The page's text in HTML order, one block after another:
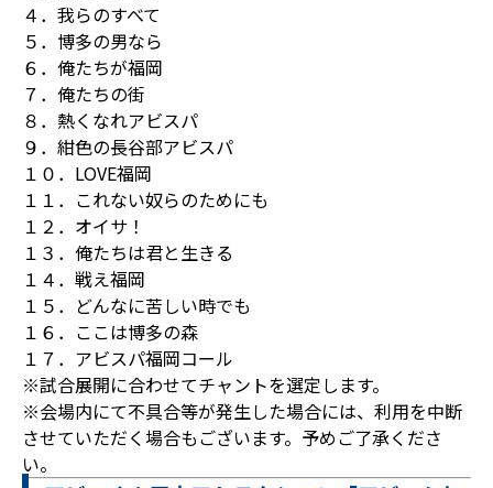
４．我らのすべて
５．博多の男なら
６．俺たちが福岡
７．俺たちの街
８．熱くなれアビスパ
９．紺色の長谷部アビスパ
１０．LOVE福岡
１１．これない奴らのためにも
１２．オイサ！
１３．俺たちは君と生きる
１４．戦え福岡
１５．どんなに苦しい時でも
１６．ここは博多の森
１７．アビスパ福岡コール
※試合展開に合わせてチャントを選定します。
※会場内にて不具合等が発生した場合には、利用を中断
させていただく場合もございます。予めご了承くださ
い。